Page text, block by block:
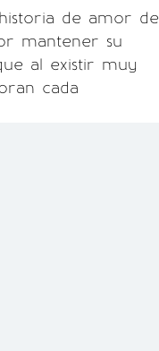
de amor de
mantener su
al existir muy
cada